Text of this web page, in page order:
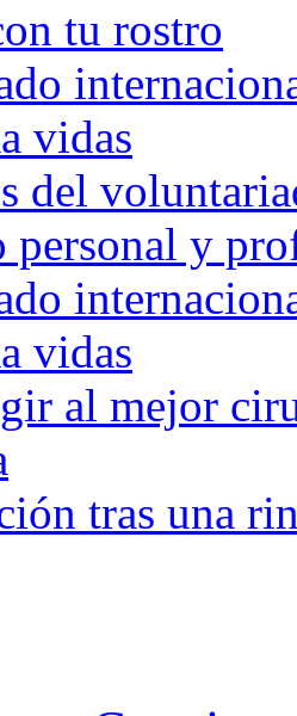
tu rostro
vidas
del
personal y
vidas
al mejor
tras una